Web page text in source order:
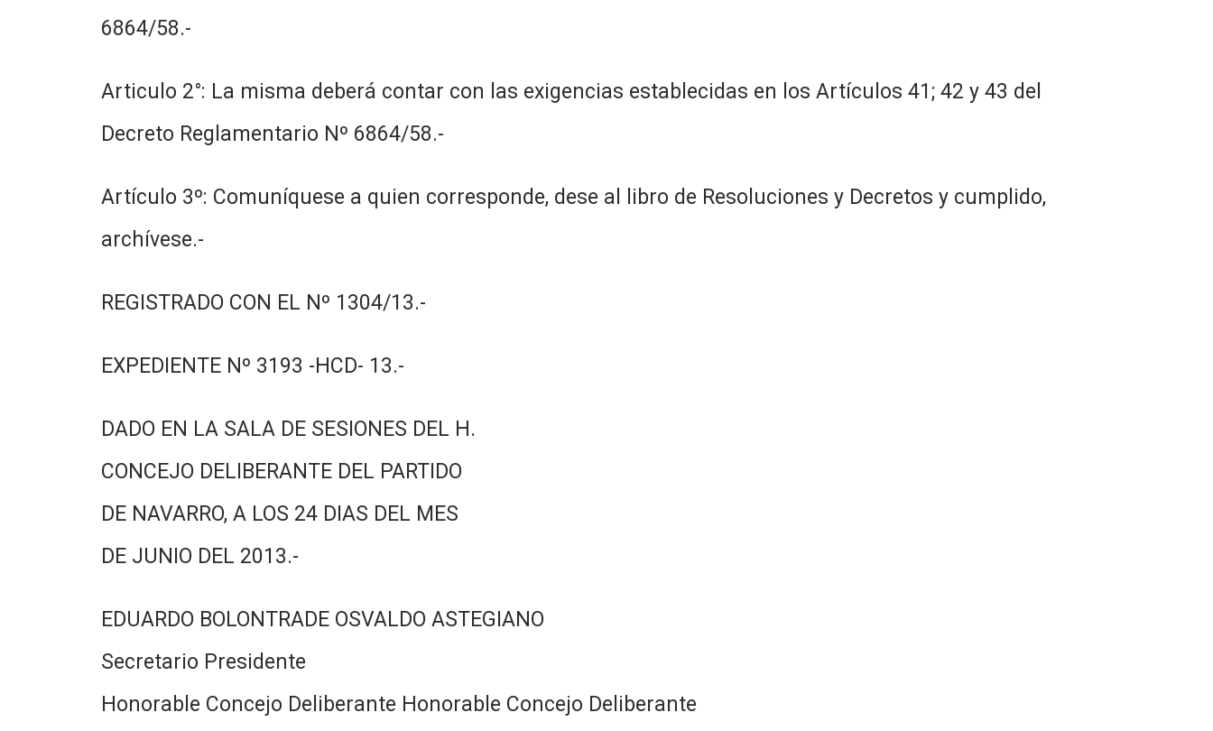
6864/58.-
Articulo 2°: La misma deberá contar con las exigencias establecidas en los Artículos 41; 42 y 43 del
Decreto Reglamentario Nº 6864/58.-
Artículo 3º: Comuníquese a quien corresponde, dese al libro de Resoluciones y Decretos y cumplido,
archívese.-
REGISTRADO CON EL Nº 1304/13.-
EXPEDIENTE Nº 3193 -HCD- 13.-
DADO EN LA SALA DE SESIONES DEL H.
CONCEJO DELIBERANTE DEL PARTIDO
DE NAVARRO, A LOS 24 DIAS DEL MES
DE JUNIO DEL 2013.-
EDUARDO BOLONTRADE OSVALDO ASTEGIANO
Secretario Presidente
Honorable Concejo Deliberante Honorable Concejo Deliberante